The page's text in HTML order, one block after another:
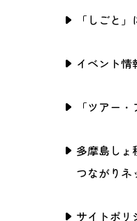
「しごと
イベント情
「ツアー
多摩島しょ
つながりネ
サイトポリ